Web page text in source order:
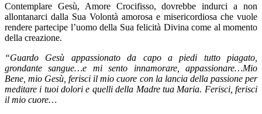
Contemplare Gesù, Amore Crocifisso, dovrebbe indurci a non
allontanarci dalla Sua Volontà amorosa e misericordiosa che vuole
rendere partecipe l’uomo della Sua felicità Divina come al momento
della creazione.
“Guardo Gesù appassionato da capo a piedi tutto piagato,
grondante sangue…e mi sento innamorare, appassionare…Mio
Bene, mio Gesù, ferisci il mio cuore con la lancia della passione per
meditare i tuoi dolori e quelli della Madre tua Maria. Ferisci, ferisci
il mio cuore…